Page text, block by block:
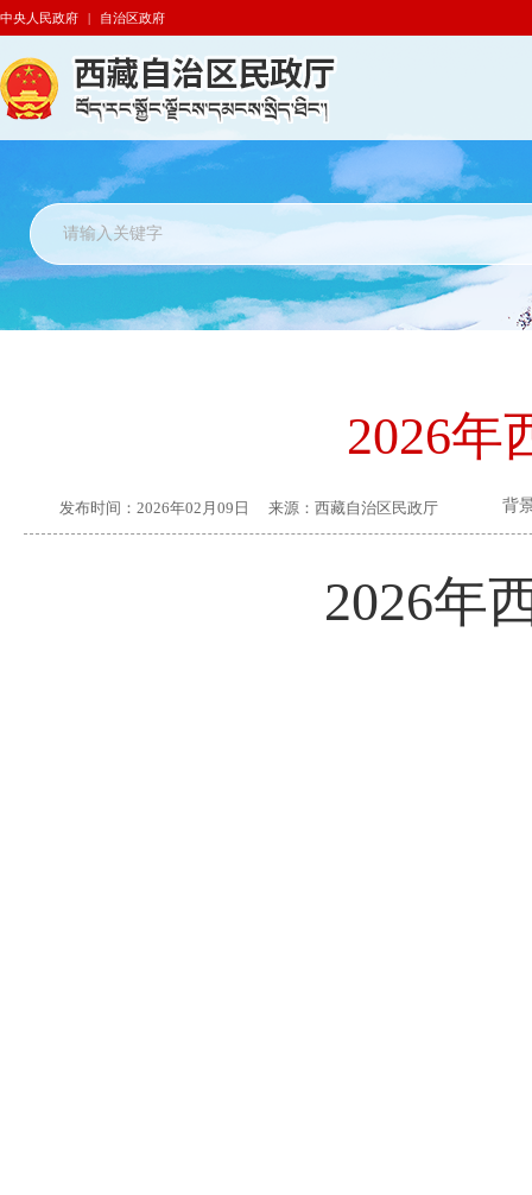
中央人民政府 | 自治区政府
2026年
发布时间： 2026年02月09日 来源： 西藏自治区民政厅 背
2026年